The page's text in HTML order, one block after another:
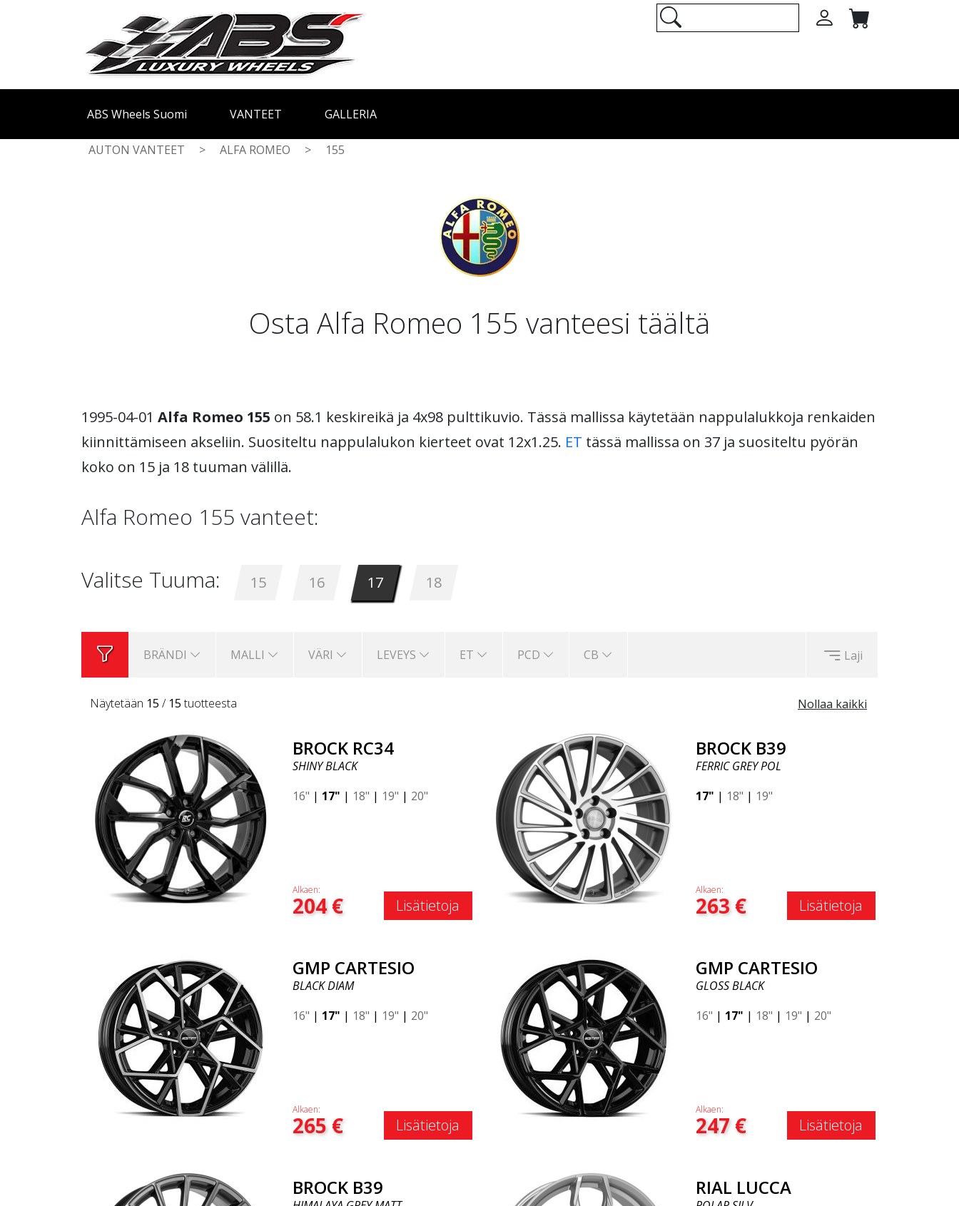
ABS Wheels Suomi VANTEET GALLERIA
AUTON VANTEET > ALFA ROMEO > 155
Osta Alfa Romeo 155 vanteesi täältä
1995-04-01 Alfa Romeo 155 on 58.1 keskireikä ja 4x98 pulttikuvio. Tässä mallissa käytetään nappulalukkoja renkaiden
kiinnittämiseen akseliin. Suositeltu nappulalukon kierteet ovat 12x1.25. ET tässä mallissa on 37 ja suositeltu pyörän
koko on 15 ja 18 tuuman välillä.
Alfa Romeo 155 vanteet:
Valitse Tuuma: 15 16 17 18
BRÄNDI MALLI VÄRI LEVEYS ET PCD CB Laji
Nollaa kaikki
Näytetään 15 / 15tuotteesta
BROCK RC34
SHINY BLACK
16" | 17" | 18" | 19" | 20"
Alkaen:
204€ Lisätietoja
BROCK B39
FERRIC GREY POL
17" | 18" | 19"
Alkaen:
263€ Lisätietoja
GMP CARTESIO
BLACK DIAM
16" | 17" | 18" | 19" | 20"
Alkaen:
265€ Lisätietoja
GMP CARTESIO
GLOSS BLACK
16" | 17" | 18" | 19" | 20"
Alkaen:
247€ Lisätietoja
BROCK B39 RIAL LUCCA